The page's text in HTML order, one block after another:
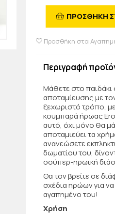
ΠΡΟΣΘΗΚΗ
Προσθήκη στα
Περιγραφή
Μάθετε στο παιδάκι
αποταμίευσης με
ξεχωριστό τρόπο,
κουμπαρά ήρωας
αυτό, όχι μόνο θα
αποταμιεύει τα
ανανεώσετε
δωματίου του,
σούπερ-ηρωική
Θα τον βρείτε σε
σχέδια ηρώων για να
αγαπημένο του!
Χρήση